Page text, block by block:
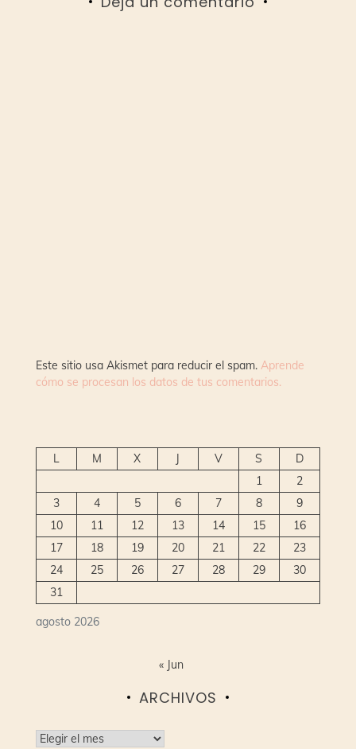
Este sitio usa Akismet para reducir el spam. Aprende
cómo se procesan los datos de tus comentarios.
agosto 2026
L M X J V S
D
1
2
3
4 5 6 7 8
9
10
11 12 13 14 15
16
17
18 19 20 21 22
23
24
25 26 27 28 29
30
31
« Jun
ARCHIVOS
Archivos